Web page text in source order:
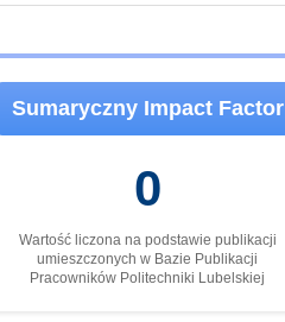
Sumaryczny Impact Factor
0
Wartość liczona na podstawie publikacji
umieszczonych w Bazie Publikacji
Pracowników Politechniki Lubelskiej